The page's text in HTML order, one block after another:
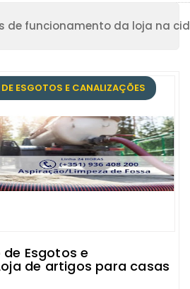
de funcionamento da loja na
ESGOTOS E CANALIZAÇÕES
Esgotos e
de artigos para casas